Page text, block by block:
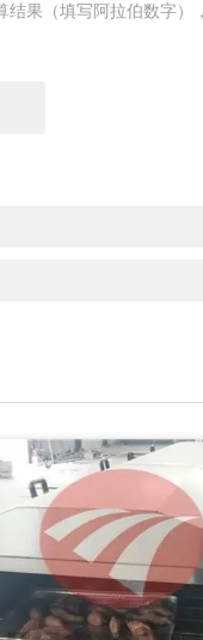
结果（填写阿拉伯数字）